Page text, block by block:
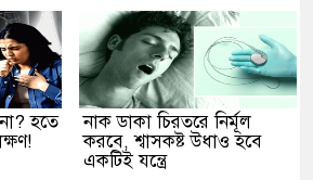
হতে
নাক ডাকা চিরতরে নির্মূল
করবে, শ্বাসকষ্ট উধাও হবে
একটিই যন্ত্রে